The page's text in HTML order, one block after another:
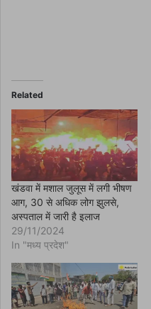
b
o
k
(
O
p
e
n
s
n
n
e
w
w
i
n
d
o
w
)
Related
खंडवा में मशाल जुलूस में लगी भीषण
आग, 30 से अधिक लोग झुलसे,
अस्पताल में जारी है इलाज
29/11/2024
In "मध्य प्रदेश"